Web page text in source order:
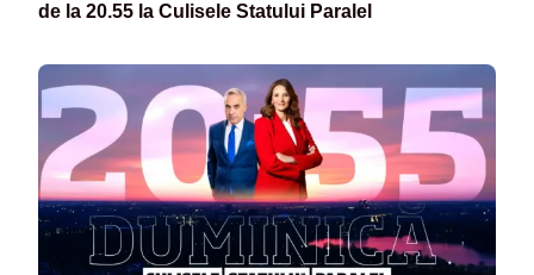
de la 20.55 la Culisele Statului Paralel